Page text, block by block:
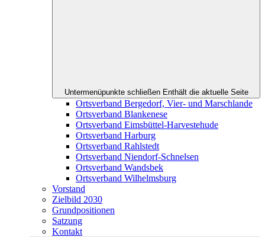
Untermenüpunkte schließen Enthält die aktuelle Seite
Ortsverband Bergedorf, Vier- und Marschlande
Ortsverband Blankenese
Ortsverband Eimsbüttel-Harvestehude
Ortsverband Harburg
Ortsverband Rahlstedt
Ortsverband Niendorf-Schnelsen
Ortsverband Wandsbek
Ortsverband Wilhelmsburg
Vorstand
Zielbild 2030
Grundpositionen
Satzung
Kontakt